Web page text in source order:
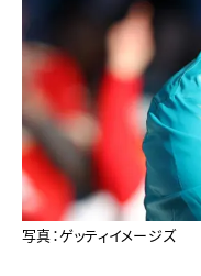
写真：ゲッティイメージズ